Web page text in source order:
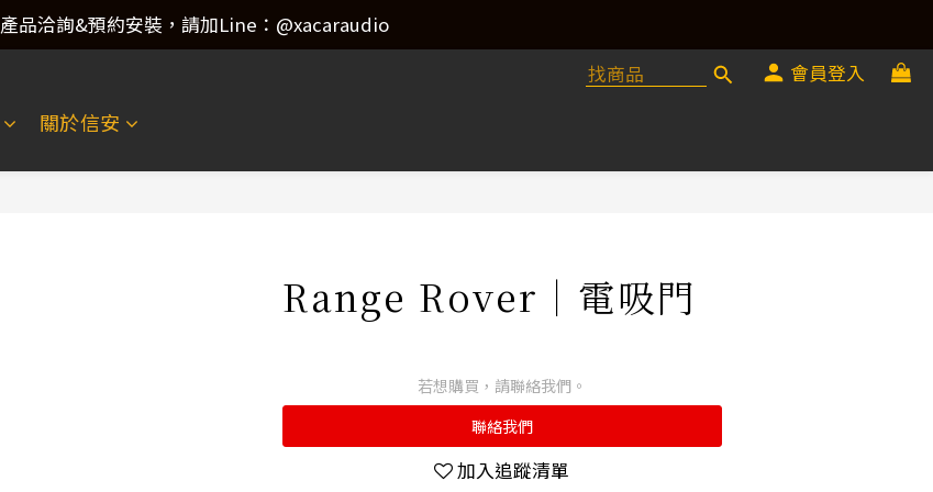
產品洽詢&預約安裝，請加Line：@xacaraudio
產品洽詢&預約安裝，請加Line：@xacaraudio
產品洽詢&預約安裝，請加Line：@xacaraudio
會員登入
關於信安
Range Rover｜電吸門
若想購買，請聯絡我們。
聯絡我們
加入追蹤清單